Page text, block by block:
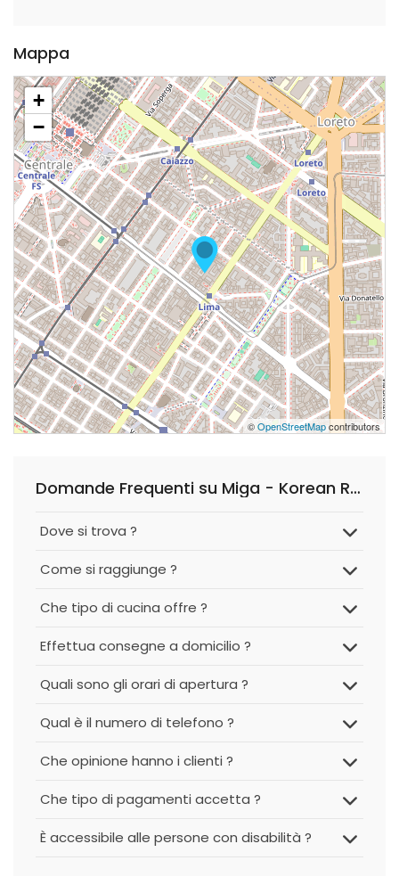
Mappa
+
−
©OpenStreetMapcontributors
Domande Frequenti su Miga - Korean Restaurant
Dove si trova ?
Come si raggiunge ?
Che tipo di cucina offre ?
Effettua consegne a domicilio ?
Quali sono gli orari di apertura ?
Qual è il numero di telefono ?
Che opinione hanno i clienti ?
Che tipo di pagamenti accetta ?
È accessibile alle persone con disabilità ?